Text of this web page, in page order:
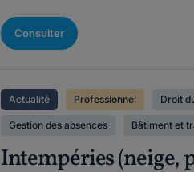
Consulter
Actualité Professionnel Droit
Gestion des absences Bâtiment et
Intempéries (neige,